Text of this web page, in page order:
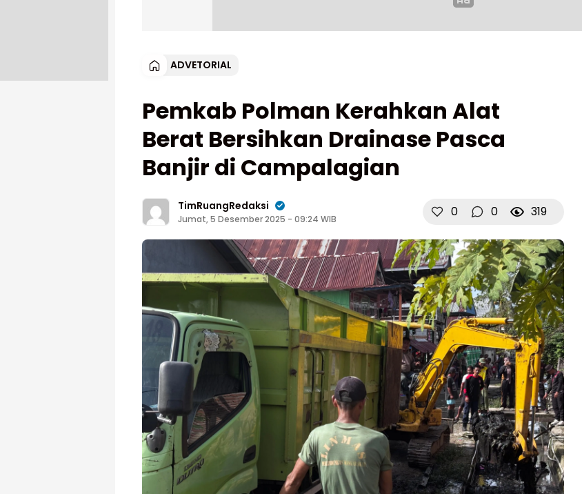
ADVETORIAL
Pemkab Polman Kerahkan Alat
Berat Bersihkan Drainase Pasca
Banjir di Campalagian
TimRuangRedaksi
Jumat, 5 Desember 2025 - 09:24 WIB 0 0 319